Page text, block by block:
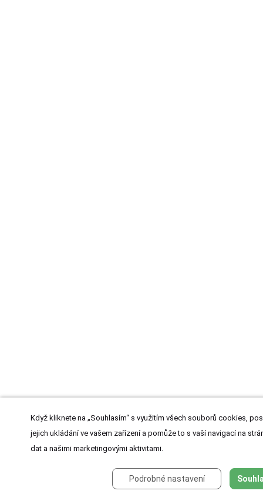
Když kliknete na „Souhlasím“ s využitím všech souborů cookies,
jejich ukládání ve vašem zařízení a pomůže to s vaší navigací na
dat a našimi marketingovými aktivitami.
Podrobné nastavení